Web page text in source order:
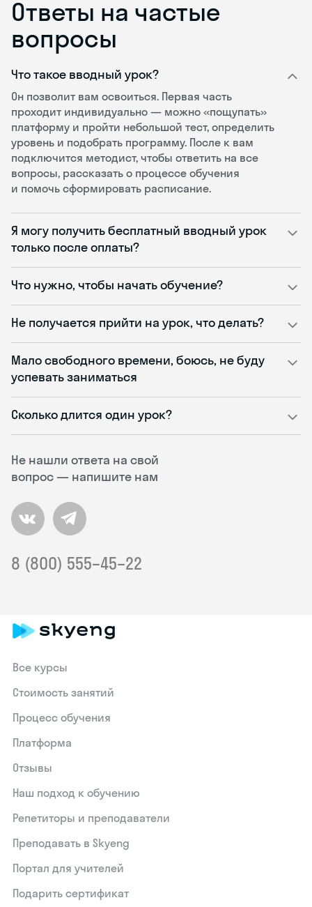
Ответы на частые
вопросы
Не нашли ответа на свой
вопрос — напишите нам
8 (800) 555–45–22
Что такое вводный урок?
Он позволит вам освоиться. Первая часть
проходит индивидуально — можно «пощупать»
платформу и пройти небольшой тест, определить
уровень и подобрать программу. После к вам
подключится методист, чтобы ответить на все
вопросы, рассказать о процессе обучения
и помочь сформировать расписание.
Я могу получить бесплатный вводный урок
только после оплаты?
Что нужно, чтобы начать обучение?
Не получается прийти на урок, что делать?
Мало свободного времени, боюсь, не буду
успевать заниматься
Сколько длится один урок?
Все курсы
Стоимость занятий
Процесс обучения
Платформа
Отзывы
Наш подход к обучению
Репетиторы и преподаватели
Преподавать в Skyeng
Портал для учителей
Подарить сертификат